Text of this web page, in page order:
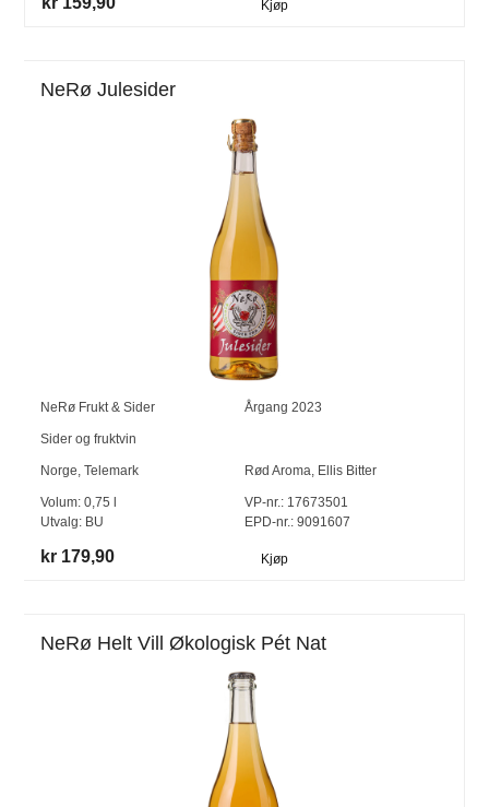
Kjøp
NeRø Julesider
NeRø Frukt & Sider Årgang 2023
Sider og fruktvin
Norge ,Telemark Rød Aroma, Ellis Bitter
Volum:0,75 l
Utvalg: BU
VP-nr.:17673501
EPD-nr.: 9091607
kr 179,90 Kjøp
NeRø Helt Vill Økologisk Pét Nat